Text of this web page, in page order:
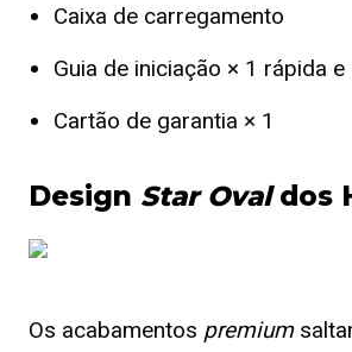
Caixa de carregamento
Guia de iniciação × 1 rápida
Cartão de garantia × 1
Design Star Ovaldos
Os acabamentos premium